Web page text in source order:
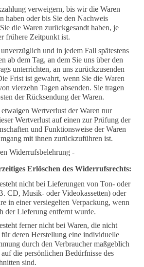
verweigern, bis wir die Waren
haben oder bis Sie den Nachweis
die Waren zurückgesandt haben, je
frühere Zeitpunkt ist.
und in jedem Fall spätestens
ab dem Tag, an dem Sie uns über den
unterrichten, an uns zurückzusenden
Frist ist gewahrt, wenn Sie die Waren
vierzehn Tagen absenden. Sie tragen
der Rücksendung der Waren.
Wertverlust der Waren nur
Wertverlust auf einen zur Prüfung der
und Funktionsweise der Waren
mit ihnen zurückzuführen ist.
Widerrufsbelehrung -
Erlöschen des Widerrufsrechts:
nicht bei Lieferungen von Ton- oder
CD, Musik- oder Videokassetten) oder
in einer versiegelten Verpackung, wenn
der Lieferung entfernt wurde.
ferner nicht bei Waren, die nicht
deren Herstellung eine individuelle
durch den Verbraucher maßgeblich
die persönlichen Bedürfnisse des
sind.